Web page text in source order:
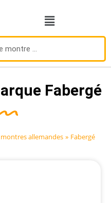
Fabergé
allemandes » Fabergé